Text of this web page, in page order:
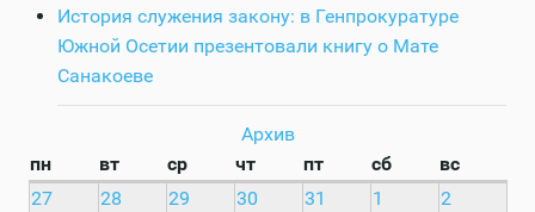
История служения закону: в Генпрокуратуре
Южной Осетии презентовали книгу о Мате
Санакоеве
Архив
пн
вт ср чт пт сб
вс
27
28 29 30 31 1
2